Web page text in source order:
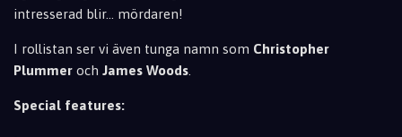
intresserad blir... mördaren!
I rollistan ser vi även tunga namn som Christopher
Plummer och James Woods
Special features: